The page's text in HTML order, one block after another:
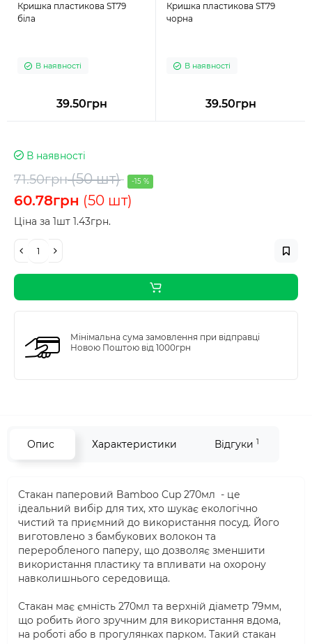
Кришка пластикова ST79
біла
В наявності
39.50грн
Кришка пластикова ST79
чорна
В наявності
39.50грн
В наявності
71.50грн(50 шт) -15 %
60.78грн (50 шт)
Ціна за 1шт 1.43грн.
Мінімальна сума замовлення при відправці
Новою Поштою від 1000грн
Опис Характеристики Відгуки 1
Стакан паперовий Bamboo Cup 270мл - це
ідеальний вибір для тих, хто шукає екологічно
чистий та приємний до використання посуд. Його
виготовлено з бамбукових волокон та
переробленого паперу, що дозволяє зменшити
використання пластику та впливати на охорону
навколишнього середовища.
Стакан має ємність 270мл та верхній діаметр 79мм,
що робить його зручним для використання вдома,
на роботі або в прогулянках парком. Такий стакан